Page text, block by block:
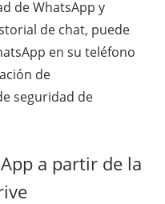
de WhatsApp y
de chat, puede
en su teléfono
de
seguridad de
a partir de la